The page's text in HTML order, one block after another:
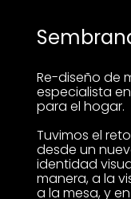
Re-diseño de
especialista
para el hogar.
Tuvimos el
desde un
identidad
manera, a la
a la mesa, y